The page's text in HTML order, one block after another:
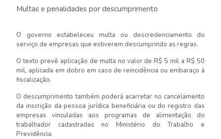
Multas e penalidades por descumprimento
O governo estabeleceu multa ou descredenciamento do
serviço de empresas que estiverem descumprindo as regras.
O texto prevê aplicação de multa no valor de R$ 5 mil a R$ 50
mil, aplicada em dobro em caso de reincidência ou embaraço à
fiscalização.
O descumprimento também poderá acarretar no cancelamento
da inscrição da pessoa jurídica beneficiária ou do registro das
empresas vinculadas aos programas de alimentação do
trabalhador cadastradas no Ministério do Trabalho e
Previdência.